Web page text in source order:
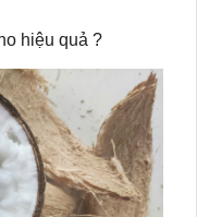
hiệu quả ?